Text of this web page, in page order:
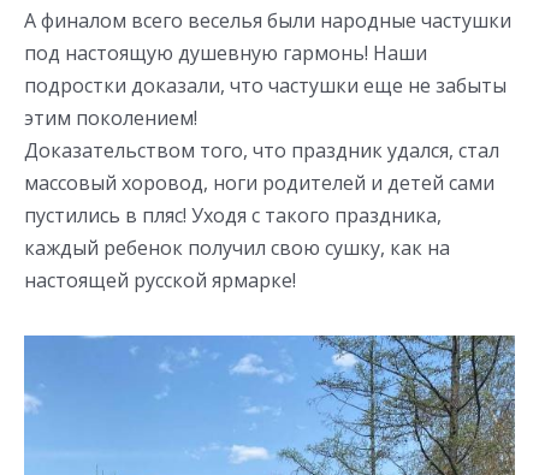
А финалом всего веселья были народные частушки
под настоящую душевную гармонь! Наши
подростки доказали, что частушки еще не забыты
этим поколением!
Доказательством того, что праздник удался, стал
массовый хоровод, ноги родителей и детей сами
пустились в пляс! Уходя с такого праздника,
каждый ребенок получил свою сушку, как на
настоящей русской ярмарке!